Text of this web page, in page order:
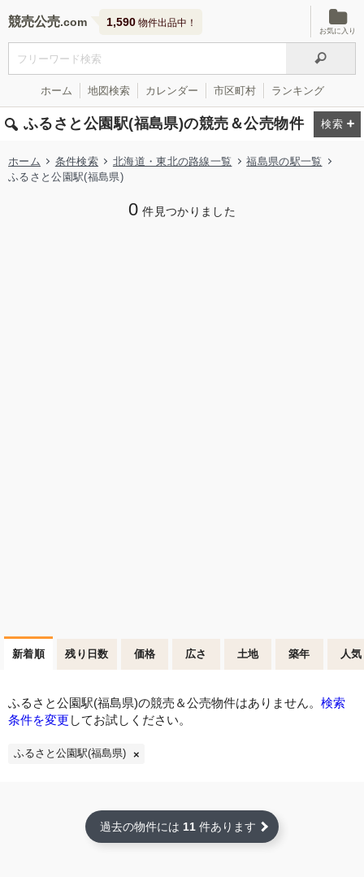
競売公売 1,590 物件出品中！
お気に入り
ホーム 地図検索 カレンダー 市区町村 ランキング
ふるさと公園駅(福島県)の競売＆公売物件
ホーム 条件検索 北海道・東北の路線一覧
福島県の駅一覧
ふるさと公園駅(福島県)
0 件見つかりました
新着順 残り日数 価格 広さ 土地 築年 人気
ふるさと公園駅(福島県)の競売＆公売物件はありません。 検索
条件を変更 してお試しください。
ふるさと公園駅(福島県)
過去の物件には 11 件あります